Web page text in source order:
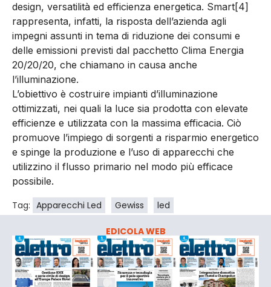
design, versatilità ed efficienza energetica. Smart[4]
rappresenta, infatti, la risposta dell’azienda agli
impegni assunti in tema di riduzione dei consumi e
delle emissioni previsti dal pacchetto Clima Energia
20/20/20, che chiamano in causa anche
l’illuminazione.
L’obiettivo è costruire impianti d’illuminazione
ottimizzati, nei quali la luce sia prodotta con elevate
efficienze e utilizzata con la massima efficacia. Ciò
promuove l’impiego di sorgenti a risparmio energetico
e spinge la produzione e l’uso di apparecchi che
utilizzino il flusso primario nel modo più efficace
possibile.
Tag: Apparecchi Led Gewiss led
EDICOLA WEB